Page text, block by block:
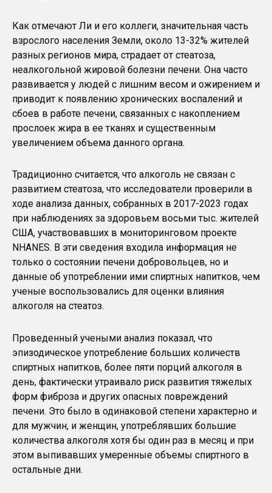
Как отмечают Ли и его коллеги, значительная часть
взрослого населения Земли, около 13-32% жителей
разных регионов мира, страдает от стеатоза,
неалкогольной жировой болезни печени. Она часто
развивается у людей с лишним весом и ожирением и
приводит к появлению хронических воспалений и
сбоев в работе печени, связанных с накоплением
прослоек жира в ее тканях и существенным
увеличением объема данного органа.
Традиционно считается, что алкоголь не связан с
развитием стеатоза, что исследователи проверили в
ходе анализа данных, собранных в 2017-2023 годах
при наблюдениях за здоровьем восьми тыс. жителей
США, участвовавших в мониторинговом проекте
NHANES. В эти сведения входила информация не
только о состоянии печени добровольцев, но и
данные об употреблении ими спиртных напитков, чем
ученые воспользовались для оценки влияния
алкоголя на стеатоз.
Проведенный учеными анализ показал, что
эпизодическое употребление больших количеств
спиртных напитков, более пяти порций алкоголя в
день, фактически утраивало риск развития тяжелых
форм фиброза и других опасных повреждений
печени. Это было в одинаковой степени характерно и
для мужчин, и женщин, употреблявших большие
количества алкоголя хотя бы один раз в месяц и при
этом выпивавших умеренные объемы спиртного в
остальные дни.